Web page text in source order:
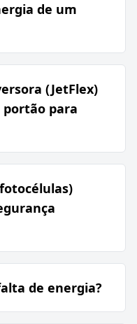
de um
(JetFlex)
para
de energia?